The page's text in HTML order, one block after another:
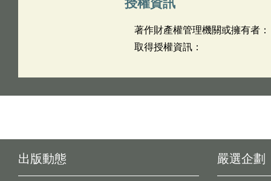
著作財產權管理機關或擁有者：
取得授權資訊：
出版動態 嚴選企劃